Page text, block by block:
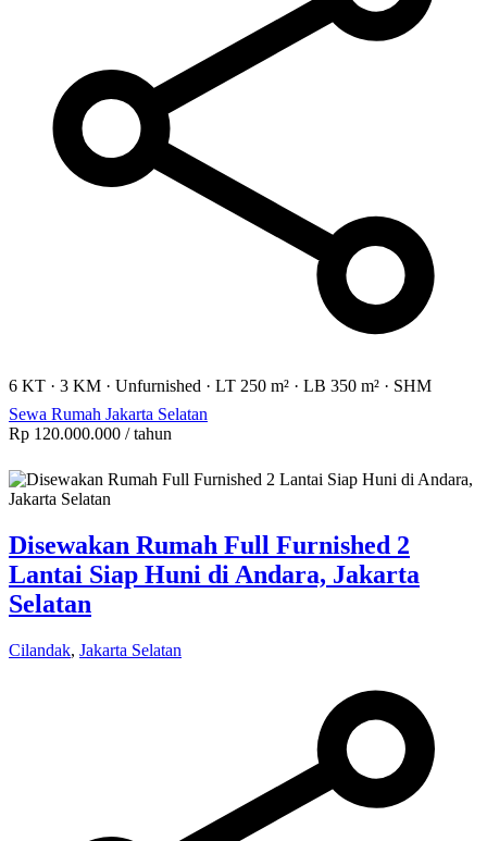
6 KT · 3 KM · Unfurnished · LT 250 m² · LB 350 m² · SHM
Sewa Rumah Jakarta Selatan
Rp 120.000.000 / tahun
Disewakan Rumah Full Furnished 2
Lantai Siap Huni di Andara, Jakarta
Selatan
Cilandak, Jakarta Selatan